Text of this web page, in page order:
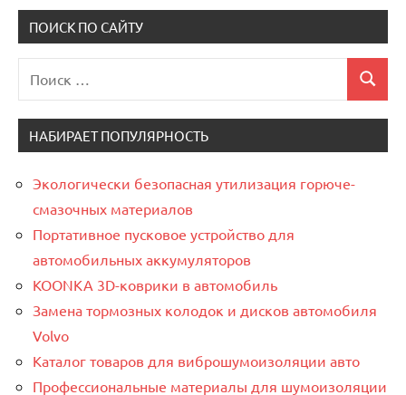
ПОИСК ПО САЙТУ
для:
Поиск
НАБИРАЕТ ПОПУЛЯРНОСТЬ
Экологически безопасная утилизация горюче-
смазочных материалов
Портативное пусковое устройство для
автомобильных аккумуляторов
KOONKA 3D-коврики в автомобиль
Замена тормозных колодок и дисков автомобиля
Volvo
Каталог товаров для виброшумоизоляции авто
Профессиональные материалы для шумоизоляции